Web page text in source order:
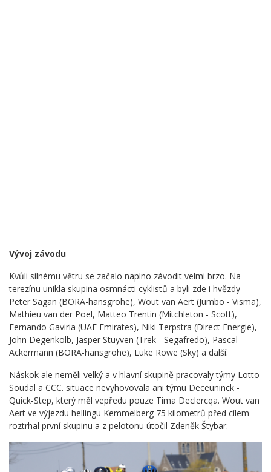
Vývoj závodu
Kvůli silnému větru se začalo naplno závodit velmi brzo. Na
terezínu unikla skupina osmnácti cyklistů a byli zde i hvězdy
Peter Sagan (BORA-hansgrohe), Wout van Aert (Jumbo - Visma),
Mathieu van der Poel, Matteo Trentin (Mitchleton - Scott),
Fernando Gaviria (UAE Emirates), Niki Terpstra (Direct Energie),
John Degenkolb, Jasper Stuyven (Trek - Segafredo), Pascal
Ackermann (BORA-hansgrohe), Luke Rowe (Sky) a další.
Náskok ale neměli velký a v hlavní skupině pracovaly týmy Lotto
Soudal a CCC. situace nevyhovovala ani týmu Deceuninck -
Quick-Step, který měl vepředu pouze Tima Declercqa. Wout van
Aert ve výjezdu hellingu Kemmelberg 75 kilometrů před cílem
roztrhal první skupinu a z pelotonu útočil Zdeněk Štybar.